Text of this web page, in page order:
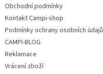
Obchodní podmínky
Kontakt Campi-shop
Podmínky ochrany osobních údajů
CAMPI-BLOG
Reklamace
Vrácení zboží